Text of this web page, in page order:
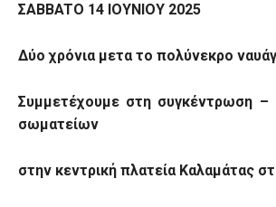
ΣABBATO 14 IOΥΝΙΟΥ 2025
Δύο χρόνια μετα το πολύνεκρο
Συμμετέχουμε στη συγκέντρωση
σωματείων
στην κεντρική πλατεία Καλαμάτας